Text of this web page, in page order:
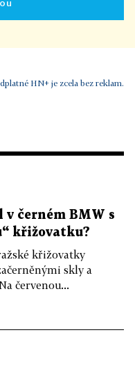
HN+ je zcela bez reklam.
v černém BMW s
křižovatku?
křižovatky
skly a
červenou...